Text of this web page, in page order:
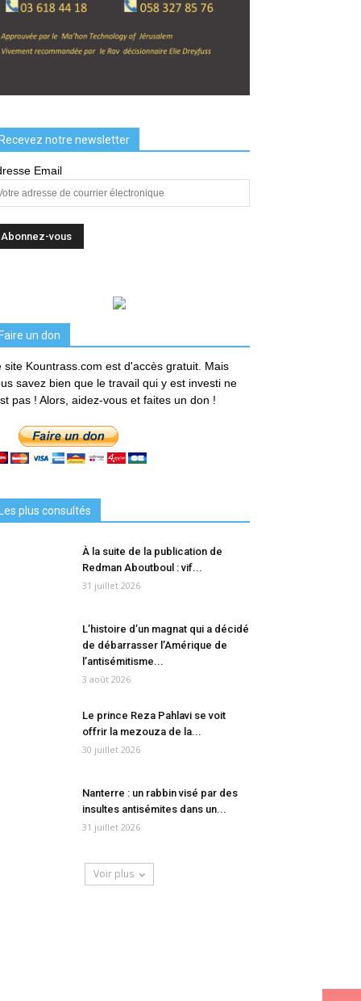
Recevez notre newsletter
Email
Faire un don
site Kountrass.com est d'accès gratuit. Mais
savez bien que le travail qui y est investi ne
pas ! Alors, aidez-vous et faites un don !
Les plus consultés
À la suite de la publication de
Redman Aboutboul : vif...
31 juillet 2026
L’histoire d’un magnat qui a décidé
de débarrasser l’Amérique de
l’antisémitisme...
3 août 2026
Le prince Reza Pahlavi se voit
offrir la mezouza de la...
30 juillet 2026
Nanterre : un rabbin visé par des
insultes antisémites dans un...
31 juillet 2026
Voir plus